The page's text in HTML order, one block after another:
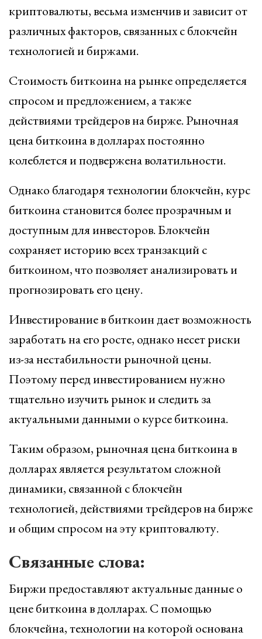
криптовалюты, весьма изменчив и зависит от
различных факторов, связанных с блокчейн
технологией и биржами.
Стоимость биткоина на рынке определяется
спросом и предложением, а также
действиями трейдеров на бирже. Рыночная
цена биткоина в долларах постоянно
колеблется и подвержена волатильности.
Однако благодаря технологии блокчейн, курс
биткоина становится более прозрачным и
доступным для инвесторов. Блокчейн
сохраняет историю всех транзакций с
биткоином, что позволяет анализировать и
прогнозировать его цену.
Инвестирование в биткоин дает возможность
заработать на его росте, однако несет риски
из-за нестабильности рыночной цены.
Поэтому перед инвестированием нужно
тщательно изучить рынок и следить за
актуальными данными о курсе биткоина.
Таким образом, рыночная цена биткоина в
долларах является результатом сложной
динамики, связанной с блокчейн
технологией, действиями трейдеров на бирже
и общим спросом на эту криптовалюту.
Связанные слова:
Биржи предоставляют актуальные данные о
цене биткоина в долларах. С помощью
блокчейна, технологии на которой основана